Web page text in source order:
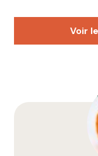
Voir
Juste un mot :
Répondre